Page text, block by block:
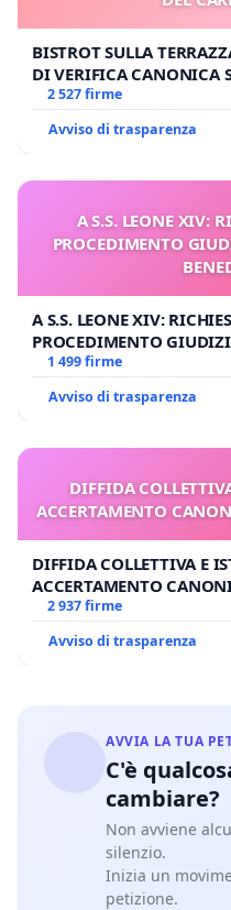
BISTROT SULLA
DI VERIFICA CANONICA
GAMBETTI
2 527 firme
Avviso di trasparenza
A S.S. LEONE XIV:
PROCEDIMENTO
A S.S. LEONE XIV:
PROCEDIMENTO
BENEDETTO XVI
1 499 firme
Avviso di trasparenza
DIFFIDA
ACCERTAMENTO
DIFFIDA COLLETTIVA E
ACCERTAMENTO
2 937 firme
Avviso di trasparenza
AVVIA LA TUA
C'è
cambiare?
Non avviene
silenzio.
Inizia un
petizione.